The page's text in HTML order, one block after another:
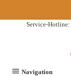
Service-Hotline:
Navigation